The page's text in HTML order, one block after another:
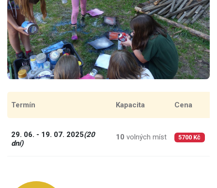
Termín Kapacita Cena
29. 06. - 19. 07. 2025(20
dní)
10 volných míst 5700 Kč